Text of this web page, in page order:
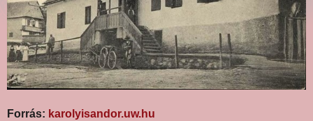
Forrás: karolyisandor.uw.hu